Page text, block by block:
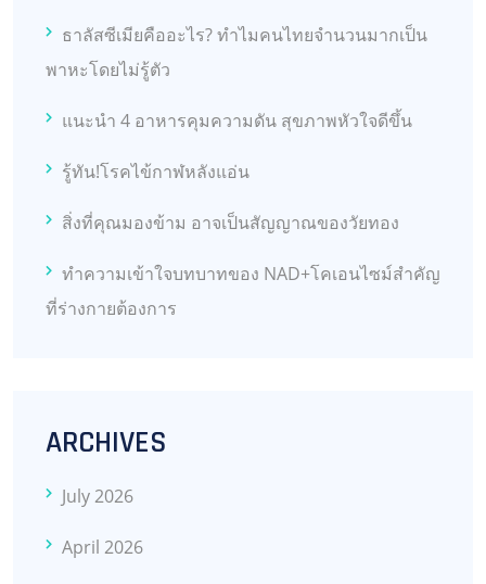
ธาลัสซีเมียคืออะไร? ทำไมคนไทยจำนวนมากเป็น
พาหะโดยไม่รู้ตัว
แนะนำ 4 อาหารคุมความดัน สุขภาพหัวใจดีขึ้น
รู้ทัน!โรคไข้กาฬหลังแอ่น
สิ่งที่คุณมองข้าม อาจเป็นสัญญาณของวัยทอง
ทำความเข้าใจบทบาทของ NAD+โคเอนไซม์สำคัญ
ที่ร่างกายต้องการ
ARCHIVES
July 2026
April 2026